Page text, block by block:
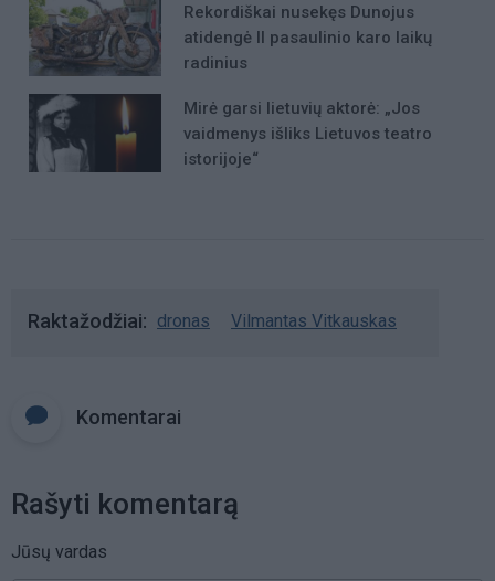
Rekordiškai nusekęs Dunojus
atidengė II pasaulinio karo laikų
radinius
Mirė garsi lietuvių aktorė: „Jos
vaidmenys išliks Lietuvos teatro
istorijoje“
Raktažodžiai dronas Vilmantas Vitkauskas
Komentarai
Rašyti komentarą
Jūsų vardas